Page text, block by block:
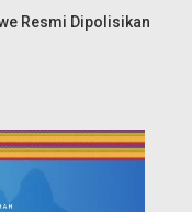
Resmi Dipolisikan